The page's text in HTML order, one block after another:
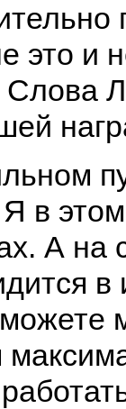
это и
Слова
в
А на